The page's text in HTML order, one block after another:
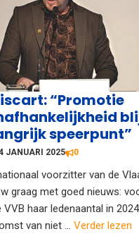
“Promotie
speerpunt”
JANUARI 2025 0
voorzitter van de
graag met goed nieuws:
haar ledenaantal in
van niet ... Verder lezen